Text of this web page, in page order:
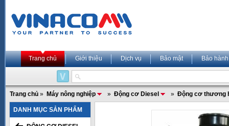
Trang chủ Giới thiệu Dịch vụ Bảo mật Bảo hành
Trang chủ » Máy nông nghiệp » Động cơ Diesel » Động cơ thương
DANH MỤC SẢN PHẨM